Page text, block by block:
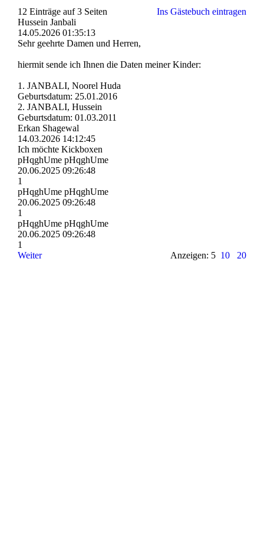
12 Einträge auf 3 Seiten
Ins Gästebuch eintragen
Hussein Janbali
14.05.2026 01:35:13
Sehr geehrte Damen und Herren,
hiermit sende ich Ihnen die Daten meiner Kinder:
1. JANBALI, Noorel Huda
Geburtsdatum: 25.01.2016
2. JANBALI, Hussein
Geburtsdatum: 01.03.2011
Erkan Shagewal
14.03.2026 14:12:45
Ich möchte Kickboxen
pHqghUme pHqghUme
20.06.2025 09:26:48
1
pHqghUme pHqghUme
20.06.2025 09:26:48
1
pHqghUme pHqghUme
20.06.2025 09:26:48
1
Weiter
Anzeigen: 5 10 20